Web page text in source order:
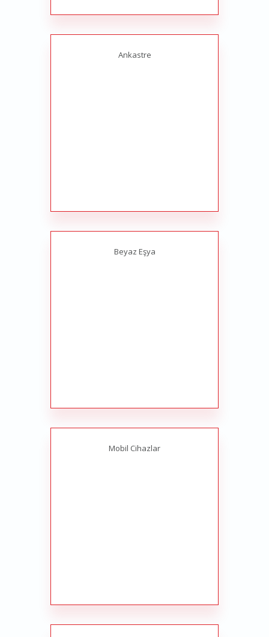
Ankastre
Beyaz Eşya
Mobil Cihazlar